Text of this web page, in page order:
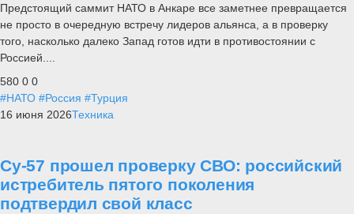
Предстоящий саммит НАТО в Анкаре все заметнее превращается
не просто в очередную встречу лидеров альянса, а в проверку
того, насколько далеко Запад готов идти в противостоянии с
Россией....
580 0 0
#НАТО #Россия #Турция
16 июня 2026Техника
Су-57 прошел проверку СВО: российский
истребитель пятого поколения
подтвердил свой класс